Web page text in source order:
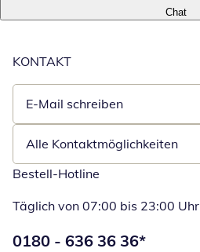
Chat
KONTAKT
E-Mail schreiben
Öffnet E-Mail-Client
Alle Kontaktmöglichkeiten
Bestell-Hotline
Täglich von 07:00 bis 23:00 Uhr
Telefonnummer:
0180 - 636 36 36*